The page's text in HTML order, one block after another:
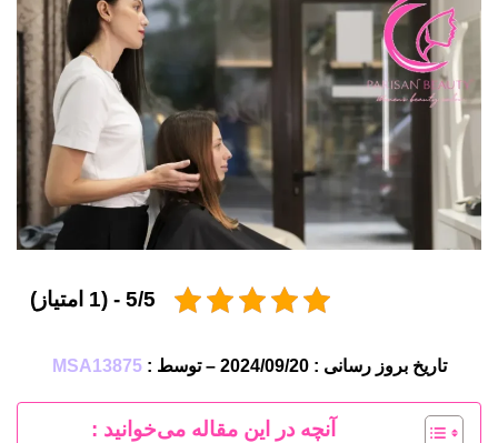
5/5 - (1 امتیاز)
تاریخ بروز رسانی : 2024/09/20 – توسط : MSA13875
آنچه در این مقاله می‌خوانید :